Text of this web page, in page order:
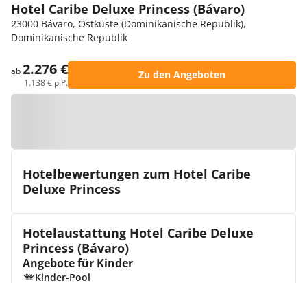
Hotel Caribe Deluxe Princess (Bávaro)
23000 Bávaro, Ostküste (Dominikanische Republik),
Dominikanische Republik
ab2.276 €
1.138 € p.P.
Zu den Angeboten
Hotelbewertungen zum Hotel Caribe
Deluxe Princess
Hotelaustattung Hotel Caribe Deluxe
Princess (Bávaro)
Angebote für Kinder
Kinder-Pool